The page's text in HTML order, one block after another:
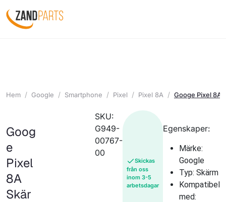
Hem Google Smartphone Pixel Pixel 8A Googe Pixel 8A
Goog
e
Pixel
8A
Skär
SKU:
G949-
00767-
00
Skickas
från oss
inom 3-5
arbetsdagar
Egenskaper:
Märke:
Google
Typ: Skärm
Kompatibel
med: